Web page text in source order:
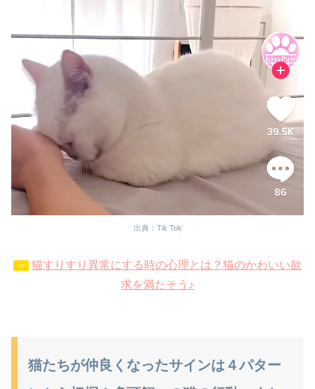
出典：Tik Tok
⇒
猫すりすり異常にする時の心理とは？猫のかわいい欲
求を満たそう♪
猫たちが仲良くなったサインは４パター